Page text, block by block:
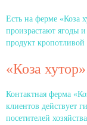
Есть на ферме «Коза
произрастают ягоды
продукт кропотливой
«Коза
Контактная ферма
клиентов действует
посетителей